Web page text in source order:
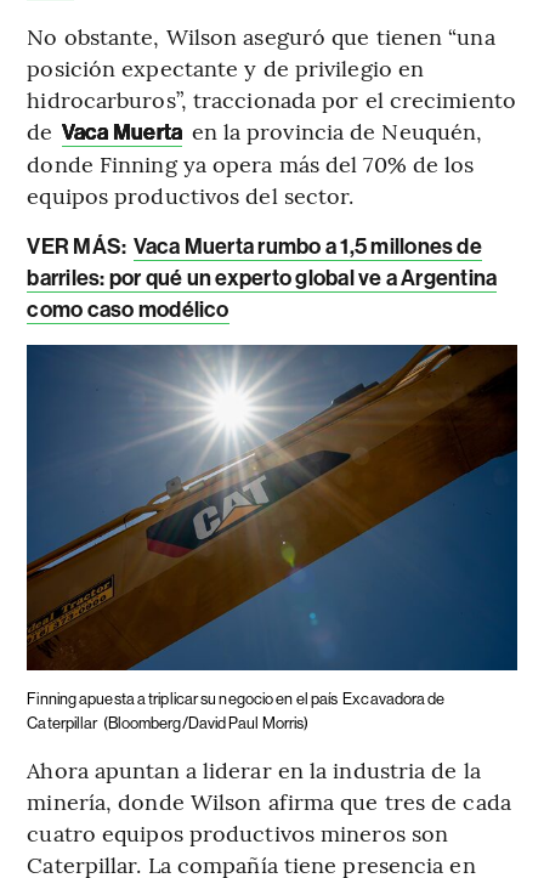
No obstante, Wilson aseguró que tienen “una
posición expectante y de privilegio en
hidrocarburos”, traccionada por el crecimiento
de Vaca Muerta en la provincia de Neuquén,
donde Finning ya opera más del 70% de los
equipos productivos del sector.
VER MÁS: Vaca Muerta rumbo a 1,5 millones de
barriles: por qué un experto global ve a Argentina
como caso modélico
Finning apuesta a triplicar su negocio en el país Excavadora de
Caterpillar (Bloomberg/David Paul Morris)
Ahora apuntan a liderar en la industria de la
minería, donde Wilson afirma que tres de cada
cuatro equipos productivos mineros son
Caterpillar. La compañía tiene presencia en